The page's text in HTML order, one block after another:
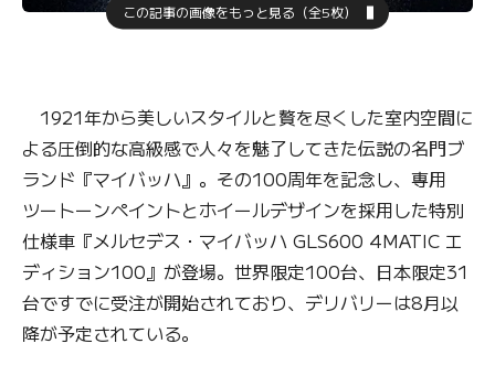
この記事の画像をもっと見る（全5枚）
1921年から美しいスタイルと贅を尽くした室内空間に
よる圧倒的な高級感で人々を魅了してきた伝説の名門ブ
ランド『マイバッハ』。その100周年を記念し、専用
ツートーンペイントとホイールデザインを採用した特別
仕様車『メルセデス・マイバッハ GLS600 4MATIC エ
ディション100』が登場。世界限定100台、日本限定31
台ですでに受注が開始されており、デリバリーは8月以
降が予定されている。